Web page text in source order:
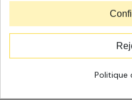
Système d'accrochage
Diamètre du tube :Ø1/2" -
Politique